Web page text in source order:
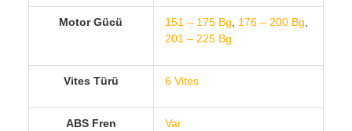
Motor Gücü 151 – 175 Bg 176 – 200 Bg
201 – 225 Bg
Vites Türü 6 Vites
ABS Fren
Var